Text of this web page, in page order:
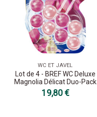
WC ET JAVEL
Lot de 4 - BREF WC Deluxe
Magnolia Délicat Duo-Pack
19,80 €